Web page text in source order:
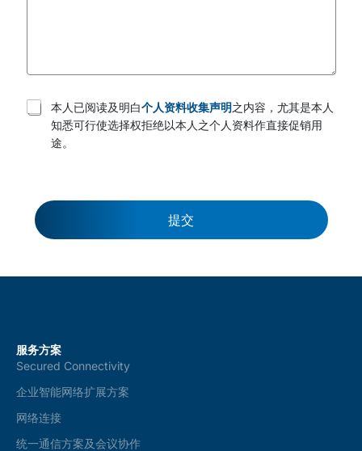
T
e
i
s
*
本人已阅读及明白个人资料收集声明之内容，尤其是本人
知悉可行使选择权拒绝以本人之个人资料作直接促销用
途。
提交
服务方案
Secured Connectivity
企业智能网络扩展方案
网络连接
统一通信方案及会议协作